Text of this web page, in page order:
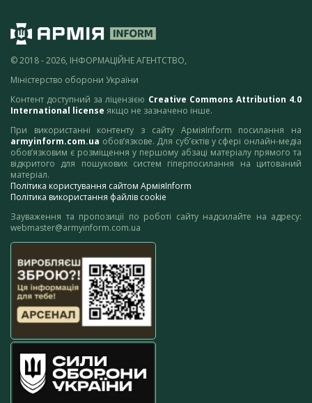
© 2018 - 2026, ІНФОРМАЦІЙНЕ АГЕНТСТВО,
Міністерство оборони України
Контент доступний за ліцензією Creative Commons Attribution 4.0
International license якщо не зазначено інше.
При використанні контенту з сайту АрміяInform посилання на
armyinform.com.ua обов’язкове. Для суб’єктів у сфері онлайн-медіа
обов’язковим є розміщення у першому абзаці матеріалу прямого та
відкритого для пошукових систем гіперпосилання на цитований
матеріал.
Політика користування сайтом АрміяInform
Політика використання файлів cookie
Зауваження та пропозиції по роботі сайту надсилайте на адресу:
webmaster@armyinform.com.ua